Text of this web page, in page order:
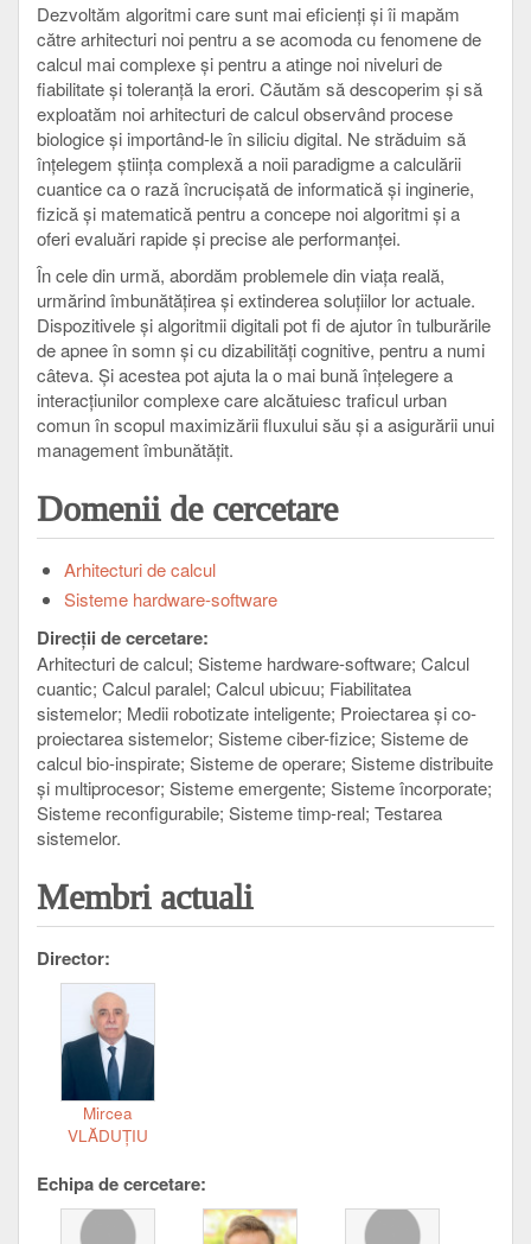
Dezvoltăm algoritmi care sunt mai eficienți și îi mapăm
către arhitecturi noi pentru a se acomoda cu fenomene de
calcul mai complexe și pentru a atinge noi niveluri de
fiabilitate și toleranță la erori. Căutăm să descoperim și să
exploatăm noi arhitecturi de calcul observând procese
biologice și importând-le în siliciu digital. Ne străduim să
înțelegem știința complexă a noii paradigme a calculării
cuantice ca o rază încrucișată de informatică și inginerie,
fizică și matematică pentru a concepe noi algoritmi și a
oferi evaluări rapide și precise ale performanței.
În cele din urmă, abordăm problemele din viața reală,
urmărind îmbunătățirea și extinderea soluțiilor lor actuale.
Dispozitivele și algoritmii digitali pot fi de ajutor în tulburările
de apnee în somn și cu dizabilități cognitive, pentru a numi
câteva. Și acestea pot ajuta la o mai bună înțelegere a
interacțiunilor complexe care alcătuiesc traficul urban
comun în scopul maximizării fluxului său și a asigurării unui
management îmbunătățit.
Domenii de cercetare
Arhitecturi de calcul
Sisteme hardware-software
Direcții de cercetare:
Arhitecturi de calcul Sisteme hardware-software Calcul
cuantic Calcul paralel Calcul ubicuu Fiabilitatea
sistemelor Medii robotizate inteligente Proiectarea şi co-
proiectarea sistemelor Sisteme ciber-fizice Sisteme de
calcul bio-inspirate Sisteme de operare Sisteme distribuite
şi multiprocesor Sisteme emergente Sisteme încorporate
Sisteme reconfigurabile Sisteme timp-real Testarea
sistemelor
Membri actuali
Director:
Mircea
VLĂDUŢIU
Echipa de cercetare: